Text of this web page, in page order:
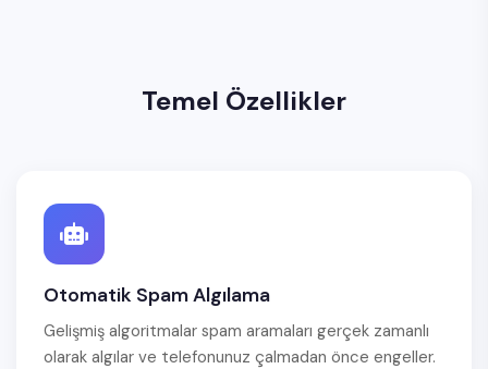
Temel Özellikler
Otomatik Spam Algılama
Gelişmiş algoritmalar spam aramaları gerçek zamanlı
olarak algılar ve telefonunuz çalmadan önce engeller.